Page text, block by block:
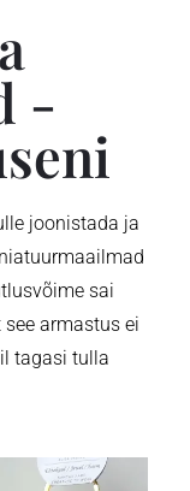
-
joonistada ja
sai
armastus ei
tagasi tulla